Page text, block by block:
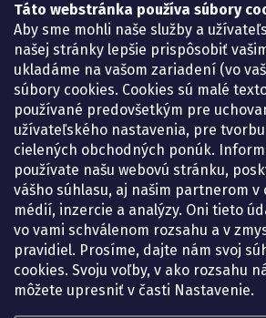
Táto webstránka používa súbory
Aby sme mohli naše služby a
našej stránky lepšie prispôsobiť
ukladáme na vašom zariadení (vo
súbory cookies. Cookies sú malé
používané predovšetkým pre
užívateľského nastavenia, pre
cielených obchodných ponúk.
používate našu webovú stránku,
vášho súhlasu, aj našim partnerom v
médií, inzercie a analýzy. Oni tieto
vo vami schválenom rozsahu a v
pravidiel. Prosíme, dajte nám svoj
cookies. Svoju voľby, v ako rozsahu
môžete upresniť v časti Nastavenie.
Lekáreň ADONAI
Košice – Smetanova 2
Pondelok:
07.30 – 15.30 h.
Utorok:
07.30 – 16.00 h.
Streda:
07.30 – 16.00 h.
Štvrtok:
07.30 – 15.30 h.
Piatok:
07.30 – 15.30 h.
KONTAKT
eshop@lekarenadonai.sk
+421 948 203 203
Nájdete nás na Facebooku.
lekarenadonai/